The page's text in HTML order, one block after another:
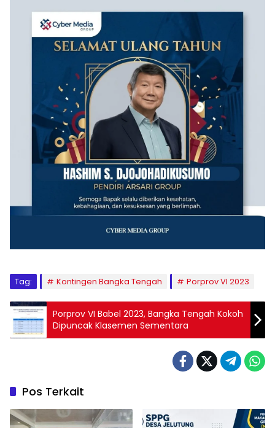
Tag: Kontingen Bangka Tengah Porprov VI 2023
Porprov VI Babel 2023, Bangka Tengah Kokoh
Dipuncak Klasemen Sementara
Pos Terkait